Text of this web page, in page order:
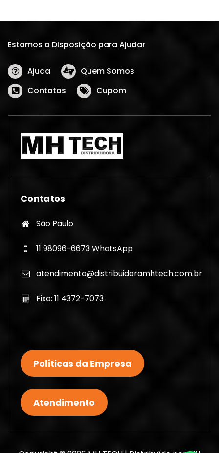
Estamos a Disposição para Ajudar
Ajuda
Quem Somos
Contatos
Cupom
Contatos
São Paulo
11 98096-6673 WhatsApp
atendimento@distribuidoramhtech.com.br
Fixo: 11 4372-7073
Políticas da Empresa
Atendimento